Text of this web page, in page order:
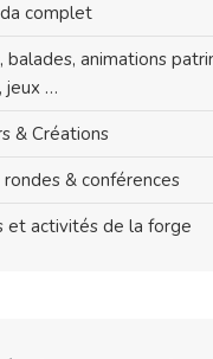
complet
balades, animations
jeux …
& Créations
rondes & conférences
et activités de la forge